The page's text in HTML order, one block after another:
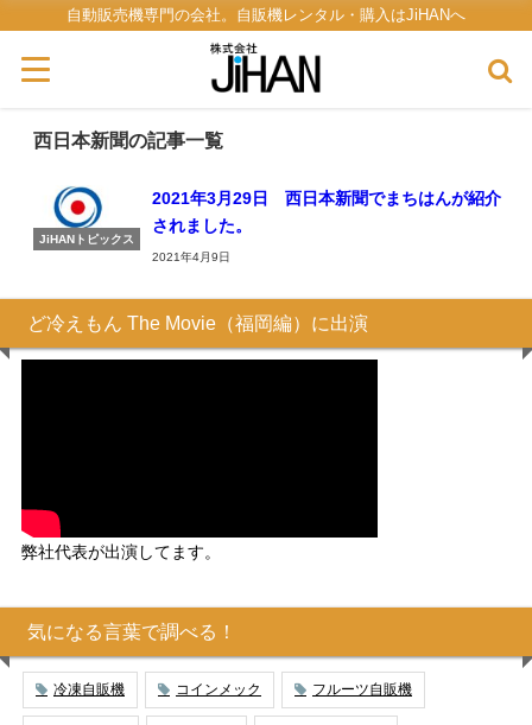
自動販売機専門の会社。自販機レンタル・購入はJiHANへ
西日本新聞の記事一覧
JiHANトピックス
2021年3月29日 西日本新聞でまちはんが紹介
されました。
2021年4月9日
ど冷えもん The Movie（福岡編）に出演
弊社代表が出演してます。
気になる言葉で調べる！
冷凍自販機 コインメック フルーツ自販機